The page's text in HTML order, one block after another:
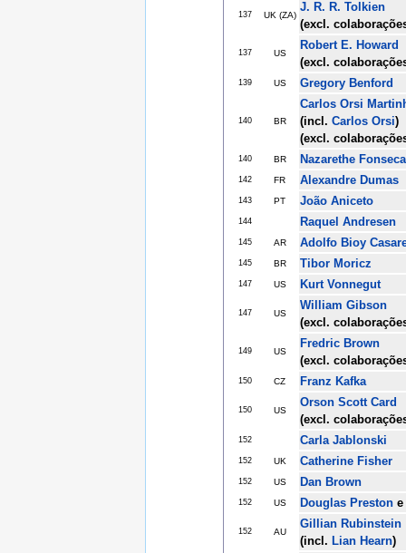
137 UK (ZA)
J. R. R. Tolkien
(excl.
137 US
Robert E. Howard
(excl.
139 US Gregory Benford
140 BR
Carlos Orsi
(incl. Carlos Orsi)
(excl.
140 BR Nazarethe Fonseca
142 FR Alexandre Dumas
143 PT João Aniceto
144 Raquel Andresen
145 AR Adolfo Bioy
145 BR Tibor Moricz
147 US Kurt Vonnegut
147 US
William Gibson
(excl.
149 US
Fredric Brown
(excl.
150 CZ Franz Kafka
150 US
Orson Scott Card
(excl.
152 Carla Jablonski
152 UK Catherine Fisher
152 US Dan Brown
152 US Douglas Preston e
152 AU
Gillian Rubinstein
(incl. Lian Hearn)